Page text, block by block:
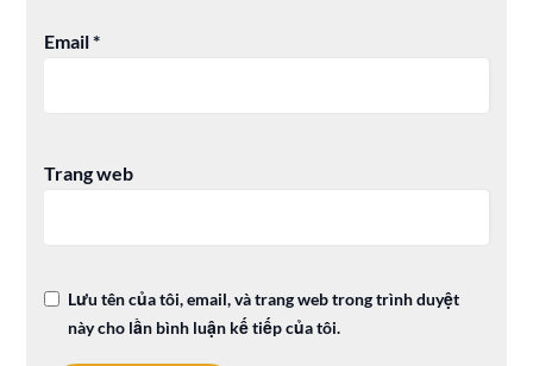
Email*
Trang web
Lưu tên của tôi, email, và trang web trong trình duyệt
này cho lần bình luận kế tiếp của tôi.